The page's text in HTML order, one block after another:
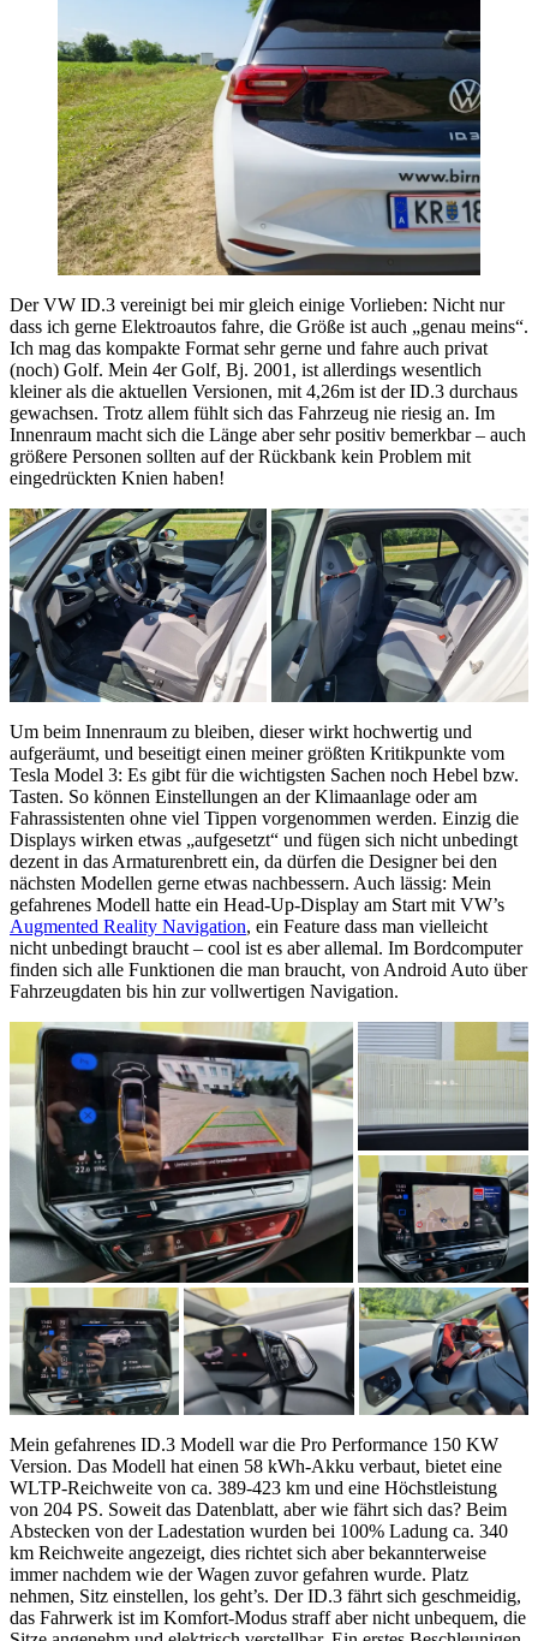
Der VW ID.3 vereinigt bei mir gleich einige Vorlieben: Nicht nur
dass ich gerne Elektroautos fahre, die Größe ist auch „genau meins“.
Ich mag das kompakte Format sehr gerne und fahre auch privat
(noch) Golf. Mein 4er Golf, Bj. 2001, ist allerdings wesentlich
kleiner als die aktuellen Versionen, mit 4,26m ist der ID.3 durchaus
gewachsen. Trotz allem fühlt sich das Fahrzeug nie riesig an. Im
Innenraum macht sich die Länge aber sehr positiv bemerkbar – auch
größere Personen sollten auf der Rückbank kein Problem mit
eingedrückten Knien haben!
Um beim Innenraum zu bleiben, dieser wirkt hochwertig und
aufgeräumt, und beseitigt einen meiner größten Kritikpunkte vom
Tesla Model 3: Es gibt für die wichtigsten Sachen noch Hebel bzw.
Tasten. So können Einstellungen an der Klimaanlage oder am
Fahrassistenten ohne viel Tippen vorgenommen werden. Einzig die
Displays wirken etwas „aufgesetzt“ und fügen sich nicht unbedingt
dezent in das Armaturenbrett ein, da dürfen die Designer bei den
nächsten Modellen gerne etwas nachbessern. Auch lässig: Mein
gefahrenes Modell hatte ein Head-Up-Display am Start mit VW’s
Augmented Reality Navigation, ein Feature dass man vielleicht
nicht unbedingt braucht – cool ist es aber allemal. Im Bordcomputer
finden sich alle Funktionen die man braucht, von Android Auto über
Fahrzeugdaten bis hin zur vollwertigen Navigation.
Mein gefahrenes ID.3 Modell war die Pro Performance 150 KW
Version. Das Modell hat einen 58 kWh-Akku verbaut, bietet eine
WLTP-Reichweite von ca. 389-423 km und eine Höchstleistung
von 204 PS. Soweit das Datenblatt, aber wie fährt sich das? Beim
Abstecken von der Ladestation wurden bei 100% Ladung ca. 340
km Reichweite angezeigt, dies richtet sich aber bekannterweise
immer nachdem wie der Wagen zuvor gefahren wurde. Platz
nehmen, Sitz einstellen, los geht’s. Der ID.3 fährt sich geschmeidig,
das Fahrwerk ist im Komfort-Modus straff aber nicht unbequem, die